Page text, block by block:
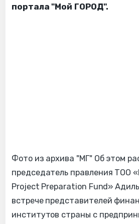
портала "Мой ГОРОД".
Фото из архива "МГ" Об этом
председатель правления ТОО
Project Preparation Fund»
встрече представителей
институтов страны с